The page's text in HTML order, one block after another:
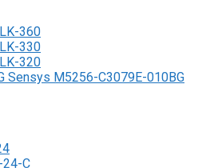
LK-360
LK-330
LK-320
M5256-C3079E-010BG
24-C